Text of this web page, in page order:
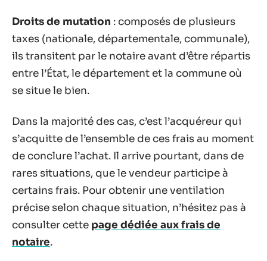
Droits de mutation : composés de plusieurs
taxes (nationale, départementale, communale),
ils transitent par le notaire avant d’être répartis
entre l’État, le département et la commune où
se situe le bien.
Dans la majorité des cas, c’est l’acquéreur qui
s’acquitte de l’ensemble de ces frais au moment
de conclure l’achat. Il arrive pourtant, dans de
rares situations, que le vendeur participe à
certains frais. Pour obtenir une ventilation
précise selon chaque situation, n’hésitez pas à
consulter cette page dédiée aux frais de
notaire.